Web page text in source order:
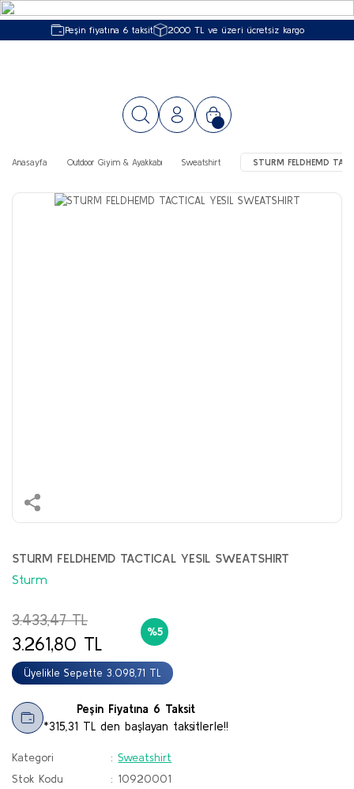
Peşin fiyatına 6 taksit 2000 TL ve üzeri ücretsiz kargo
Anasayfa Outdoor Giyim & Ayakkabı Sweatshirt STURM FELDHEMD
STURM FELDHEMD TACTICAL YESIL SWEATSHIRT
Sturm
3.433,47 TL
3.261,80 TL
Üyelikle Sepette 3.098,71 TL
%5
Peşin Fiyatına 6 Taksit
*315,31 TL den başlayan taksitlerle!!
Kategori
Sweatshirt
Stok Kodu
10920001